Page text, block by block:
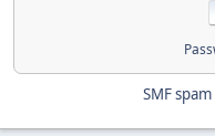
SMF spam